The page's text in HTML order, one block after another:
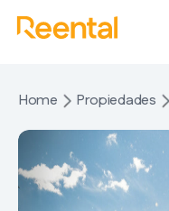
Home Propiedades